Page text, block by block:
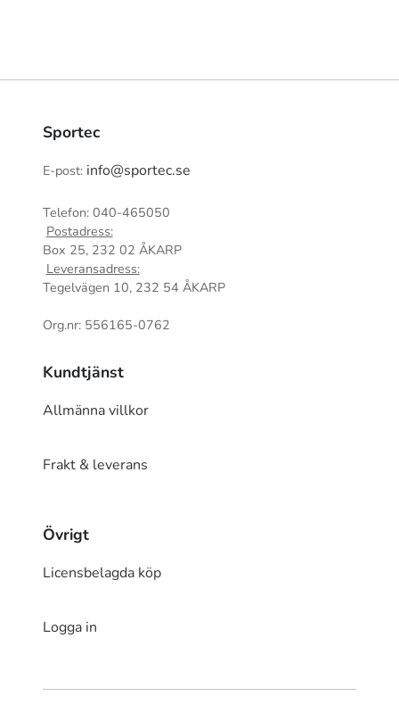
Sportec
E-post: info@sportec.se
Telefon: 040-465050
Postadress:
Box 25, 232 02 ÅKARP
Leveransadress:
Tegelvägen 10, 232 54 ÅKARP
Org.nr: 556165-0762
Kundtjänst
Allmänna villkor
Frakt & leverans
Övrigt
Licensbelagda köp
Logga in